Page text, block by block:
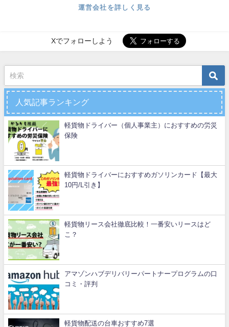
運営会社を詳しく見る
Xでフォローしよう
人気記事ランキング
軽貨物ドライバー（個人事業主）におすすめの労災
保険
軽貨物ドライバーにおすすめガソリンカード【最大
10円/L引き】
軽貨物リース会社徹底比較！一番安いリースはど
こ？
アマゾンハブデリバリーパートナープログラムの口
コミ・評判
軽貨物配送の台車おすすめ7選